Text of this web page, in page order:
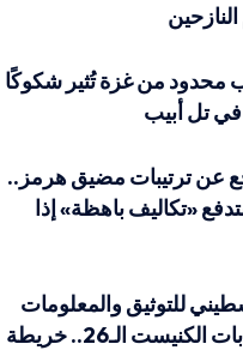
من غزة تُثير شكوكًا
تل أبيب
عن ترتيبات مضيق هرمز..
«تكاليف باهظة» إذا
للتوثيق والمعلومات
«ملف» انتخابات الكنيست الـ26.. خريطة